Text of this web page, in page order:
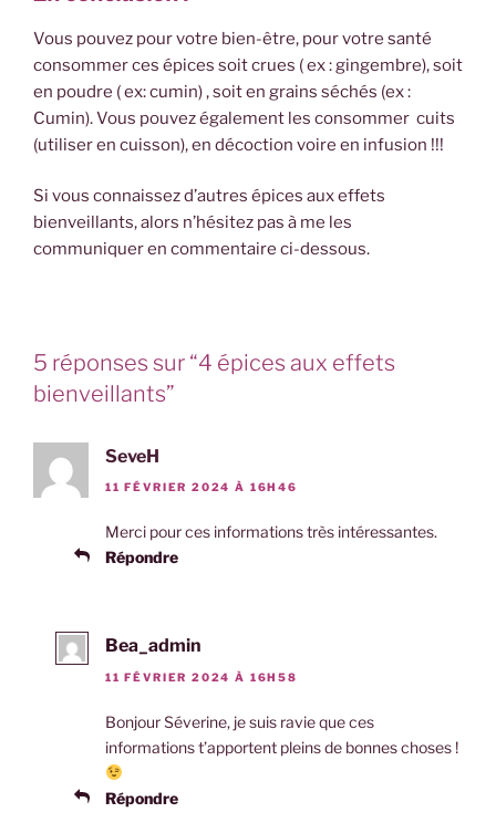
Vous pouvez pour votre bien-être, pour votre santé
consommer ces épices soit crues ( ex : gingembre), soit
en poudre ( ex: cumin) , soit en grains séchés (ex :
Cumin). Vous pouvez également les consommer cuits
(utiliser en cuisson), en décoction voire en infusion !!!
Si vous connaissez d’autres épices aux effets
bienveillants, alors n’hésitez pas à me les
communiquer en commentaire ci-dessous.
5 réponses sur “4 épices aux effets
bienveillants”
SeveH
11 FÉVRIER 2024 À 16H46
Merci pour ces informations très intéressantes.
Répondre
Bea_admin
11 FÉVRIER 2024 À 16H58
Bonjour Séverine, je suis ravie que ces
informations t’apportent pleins de bonnes choses !
Répondre